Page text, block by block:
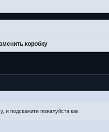
коробку
и подскажите пожалуйста как